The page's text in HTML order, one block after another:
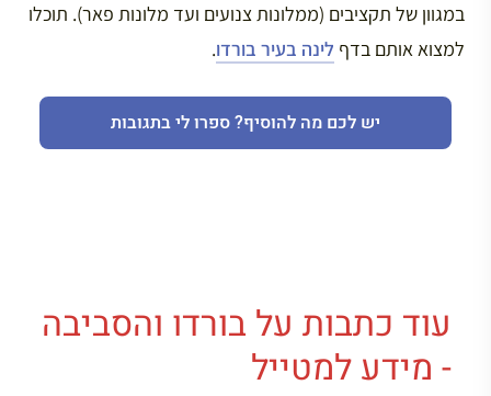
במגוון של תקציבים (ממלונות צנועים ועד מלונות פאר). תוכלו
למצוא אותם בדף לינה בעיר בורדו.
יש לכם מה להוסיף? ספרו לי בתגובות
עוד כתבות על בורדו והסביבה
- מידע למטייל